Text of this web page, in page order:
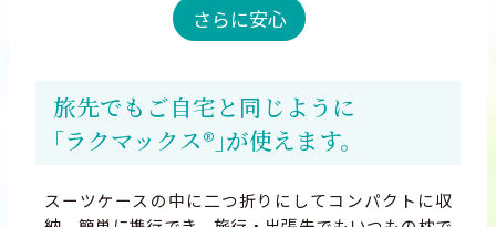
さらに安心
旅先でも ご自宅と同じように
｢ラクマックス®｣が使えます。
スーツケースの中に二つ折りにしてコンパクトに収